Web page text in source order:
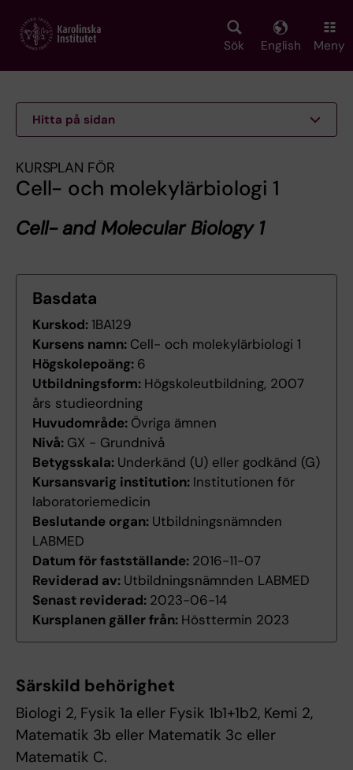
main
Sök English Meny
Hitta på sidan
KURSPLAN FÖR
Cell- och molekylärbiologi 1
Cell- and Molecular Biology 1
Basdata
Kurskod:1BA129
Kursens namn: Cell- och molekylärbiologi 1
Högskolepoäng: 6
Utbildningsform: Högskoleutbildning, 2007
års studieordning
Huvudområde: Övriga ämnen
Nivå: GX - Grundnivå
Betygsskala: Underkänd (U) eller godkänd (G)
Kursansvarig institution: Institutionen för
laboratoriemedicin
Beslutande organ: Utbildningsnämnden
LABMED
Datum för fastställande: 2016-11-07
Reviderad av: Utbildningsnämnden LABMED
Senast reviderad: 2023-06-14
Kursplanen gäller från: Hösttermin 2023
Särskild behörighet
Biologi 2, Fysik 1a eller Fysik 1b1+1b2, Kemi 2,
Matematik 3b eller Matematik 3c eller
Matematik C.